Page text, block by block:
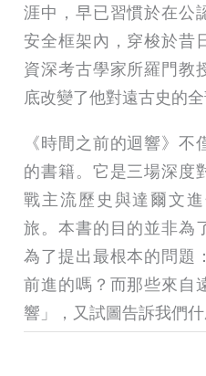
涯中，早已習慣於在公
安全框架內，穿梭於昔
資深考古學家所羅門教
底改變了他對遠古史的全
《時間之前的迴響》
的書籍。它是三場深度
戰主流歷史與達爾文
旅。本書的目的並非為
為了提出最根本的問題
前進的嗎？而那些來自
響」，又試圖告訴我們什